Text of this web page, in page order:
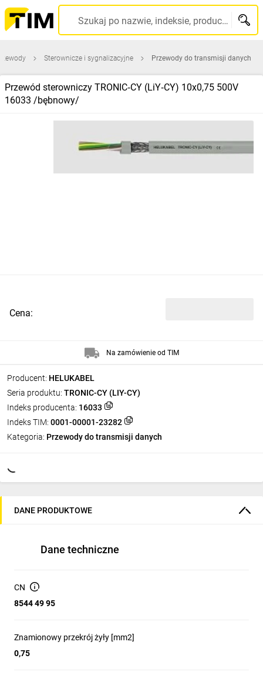
Szukaj po nazwie, indeksie, producencie, kodzie kreskowym...
Sterownicze i sygnalizacyjne Przewody do transmisji danych
Przewód sterowniczy TRONIC‑CY (LiY‑CY) 10x0,75 500V
16033 /bębnowy/
Producent: HELUKABEL
Seria produktu: TRONIC-CY (LIY-CY)
Indeks producenta: 16033
Indeks TIM: 0001-00001-23282
Kategoria: Przewody do transmisji danych
Cena:
Na zamówienie od TIM
DANE PRODUKTOWE
Dane techniczne
CN
8544 49 95
Znamionowy przekrój żyły [mm2]
0,75